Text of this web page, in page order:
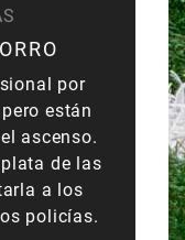
por
están
ascenso.
de las
a los
policías.